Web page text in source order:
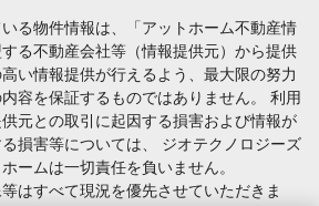
る物件情報は、「アットホーム不動産情
る不動産会社等（情報提供元）から提供
い情報提供が行えるよう、最大限の努力
容を保証するものではありません。 利用
元との取引に起因する損害および情報が
損害等については、 ジオテクノロジーズ
ームは一切責任を負いません。
はすべて現況を優先させていただきま